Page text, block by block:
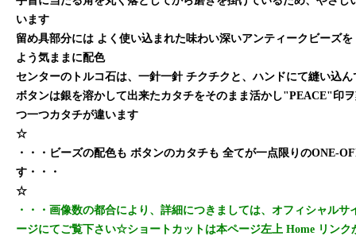
います
留め具部分には よく使い込まれた味わい深いアンティークビーズ
よう気ままに配色
センターのトルコ石は、一針一針 チクチクと、ハンドにて縫い込ん
ボタンは銀を溶かして出来たカタチをそのまま活かし"PEACE"印
つ一つカタチが違います
☆
・・・ビーズの配色も ボタンのカタチも 全てが一点限りのONE-
す・・・
☆
・・・画像数の都合により、詳細につきましては、オフィシャル
ージにてご覧下さい☆ショートカットは本ページ左上 Home リンク